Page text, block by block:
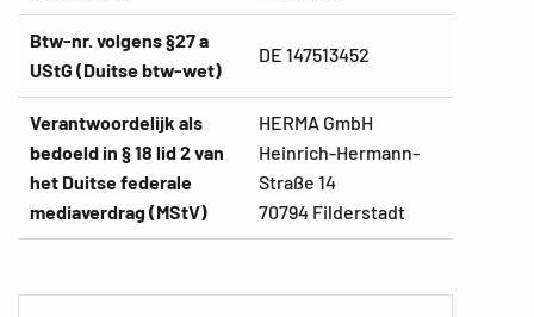
Btw-nr. volgens §27 a
UStG (Duitse btw-wet)
DE 147513452
Verantwoordelijk als
bedoeld in § 18 lid 2 van
het Duitse federale
mediaverdrag (MStV)
HERMA GmbH
Heinrich-Hermann-
Straße 14
70794 Filderstadt